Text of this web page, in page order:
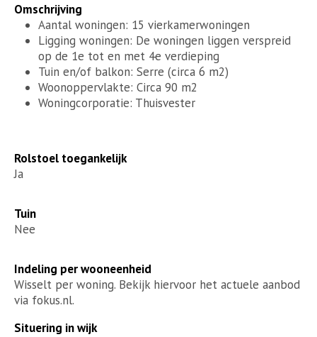
Omschrijving
Aantal woningen: 15 vierkamerwoningen
Ligging woningen: De woningen liggen verspreid
op de 1e tot en met 4e verdieping
Tuin en/of balkon: Serre (circa 6 m2)
Woonoppervlakte: Circa 90 m2
Woningcorporatie: Thuisvester
Rolstoel toegankelijk
Ja
Tuin
Nee
Indeling per wooneenheid
Wisselt per woning. Bekijk hiervoor het actuele aanbod
via fokus.nl.
Situering in wijk